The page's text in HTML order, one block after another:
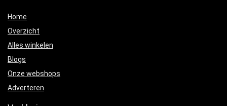
Home
Overzicht
Alles winkelen
Blogs
Onze webshops
Adverteren